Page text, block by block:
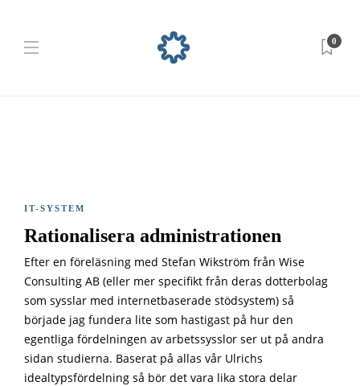
0
IT-SYSTEM
Rationalisera administrationen
Efter en föreläsning med Stefan Wikström från Wise
Consulting AB (eller mer specifikt från deras dotterbolag
som sysslar med internetbaserade stödsystem) så
började jag fundera lite som hastigast på hur den
egentliga fördelningen av arbetssysslor ser ut på andra
sidan studierna. Baserat på allas vår Ulrichs
idealtypsfördelning så bör det vara lika stora delar